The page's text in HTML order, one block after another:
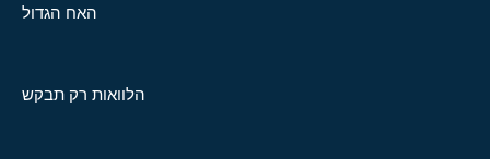
האח הגדול
הלוואות רק תבקש